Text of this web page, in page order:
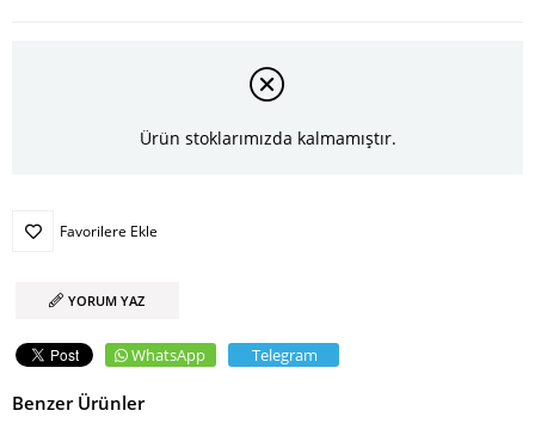
Ürün stoklarımızda kalmamıştır.
Favorilere Ekle
YORUM YAZ
WhatsApp Telegram
Benzer Ürünler